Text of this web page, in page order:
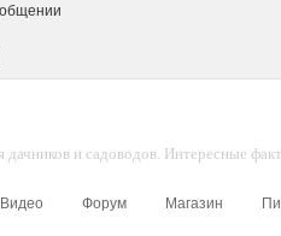
и садоводов. Интересные
Видео Форум Магазин